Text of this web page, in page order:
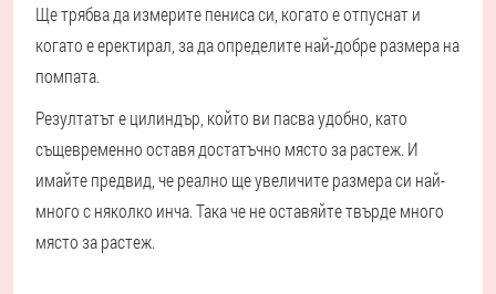
Ще трябва да измерите пениса си, когато е отпуснат и
когато е еректирал, за да определите най-добре размера на
помпата.
Резултатът е цилиндър, който ви пасва удобно, като
същевременно оставя достатъчно място за растеж. И
имайте предвид, че реално ще увеличите размера си най-
много с няколко инча. Така че не оставяйте твърде много
място за растеж.